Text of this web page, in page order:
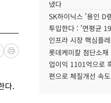
다.
냈다
SK하이닉스 '용인 D
투입한다 : '연평균
인프라 시장 핵심플
롯데케미칼 첨단소
업이익 1101억으로
편으로 체질개선 속